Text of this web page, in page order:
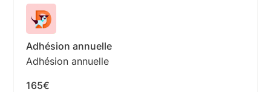
Adhésion annuelle
Adhésion annuelle
165€